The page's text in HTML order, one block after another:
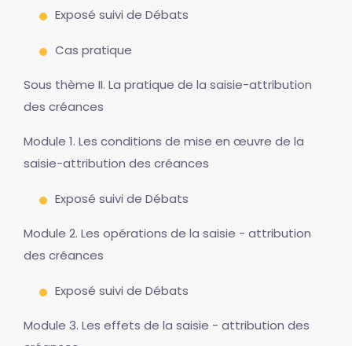
Exposé suivi de Débats
Cas pratique
Sous thème II. La pratique de la saisie-attribution
des créances
Module 1. Les conditions de mise en œuvre de la
saisie-attribution des créances
Exposé suivi de Débats
Module 2. Les opérations de la saisie - attribution
des créances
Exposé suivi de Débats
Module 3. Les effets de la saisie - attribution des